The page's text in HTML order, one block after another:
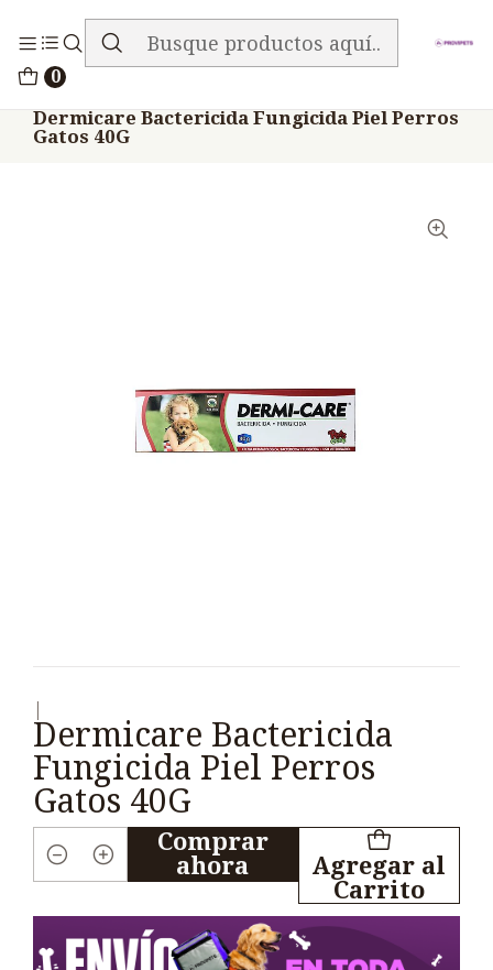
0
ENVIO GRATIS EN TODA LA TIENDA
Dermicare Bactericida Fungicida Piel Perros
Gatos 40G
Dermicare Bactericida
Fungicida Piel Perros
Gatos 40G
Cantidad
Agregar al
Carrito
Comprar
ahora